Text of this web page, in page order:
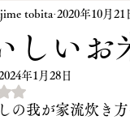
ナーシップ
米の通販サイ
しいお
tobita 2020年10月21
年1月28日
星のうちNaNと評価され
の我が家流炊き方